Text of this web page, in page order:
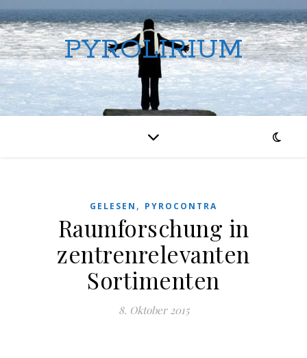
PYROLIRIUM
GELESEN , PYROCONTRA
Raumforschung in
zentrenrelevanten
Sortimenten
8. Oktober 2015